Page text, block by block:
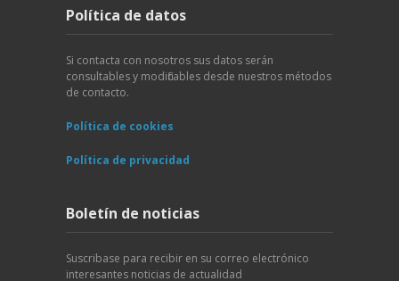
Política de datos
Si contacta con nosotros sus datos serán
consultables y modificables desde nuestros métodos
de contacto.
Política de cookies
Política de privacidad
Boletín de noticias
Suscribase para recibir en su correo electrónico
interesantes noticias de actualidad